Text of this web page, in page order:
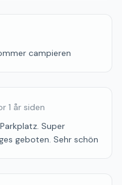
campieren
1 år siden
Super
geboten. Sehr schön